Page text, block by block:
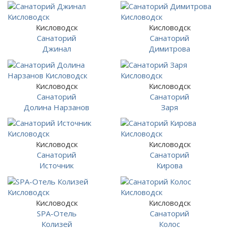
Кисловодск
Санаторий
Джинал
Кисловодск
Санаторий
Димитрова
Кисловодск
Санаторий
Долина Нарзанов
Кисловодск
Санаторий
Заря
Кисловодск
Санаторий
Источник
Кисловодск
Санаторий
Кирова
Кисловодск
SPA-Отель
Колизей
Кисловодск
Санаторий
Колос